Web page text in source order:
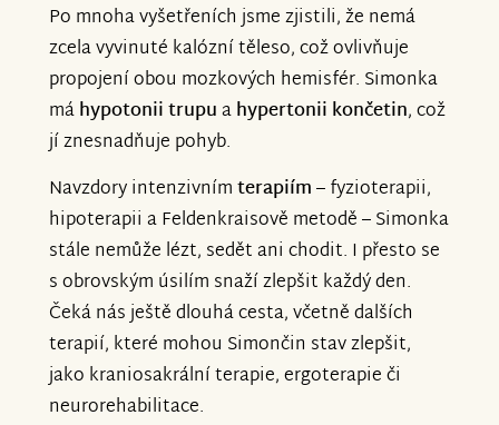
Po mnoha vyšetřeních jsme zjistili, že nemá
zcela vyvinuté kalózní těleso, což ovlivňuje
propojení obou mozkových hemisfér. Simonka
máhypotonii trupuahypertonii končetin, což
jí znesnadňuje pohyb.
Navzdory intenzivnímterapiím– fyzioterapii,
hipoterapii a Feldenkraisově metodě – Simonka
stále nemůže lézt, sedět ani chodit. I přesto se
s obrovským úsilím snaží zlepšit každý den.
Čeká nás ještě dlouhá cesta, včetně dalších
terapií, které mohou Simončin stav zlepšit,
jako kraniosakrální terapie, ergoterapie či
neurorehabilitace.